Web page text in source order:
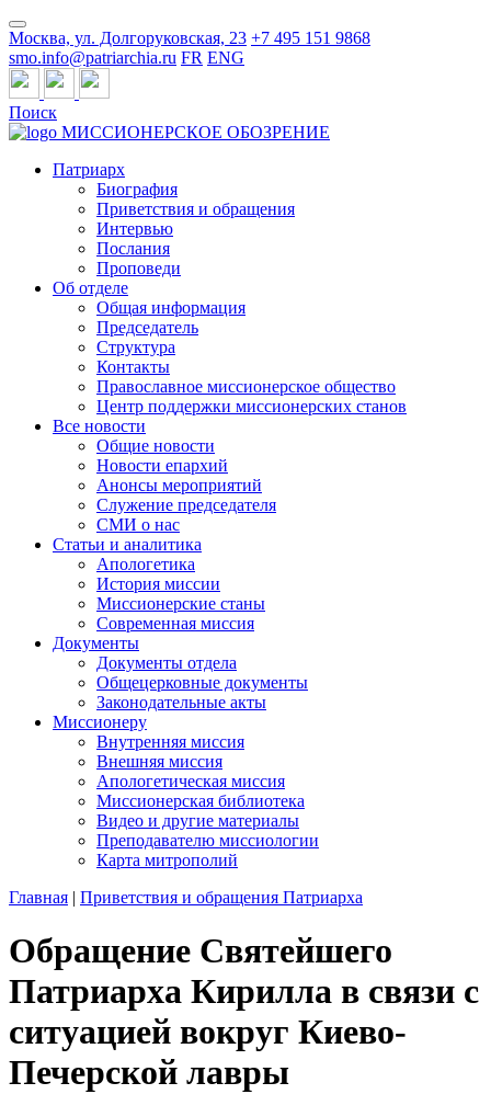
Москва, ул. Долгоруковская, 23 +7 495 151 9868
smo.info@patriarchia.ru FR ENG
Поиск
МИССИОНЕРСКОЕ ОБОЗРЕНИЕ
Патриарх
Биография
Приветствия и обращения
Интервью
Послания
Проповеди
Об отделе
Общая информация
Председатель
Структура
Контакты
Православное миссионерское общество
Центр поддержки миссионерских станов
Все новости
Общие новости
Новости епархий
Анонсы мероприятий
Служение председателя
СМИ о нас
Статьи и аналитика
Апологетика
История миссии
Миссионерские станы
Современная миссия
Документы
Документы отдела
Общецерковные документы
Законодательные акты
Миссионеру
Внутренняя миссия
Внешняя миссия
Апологетическая миссия
Миссионерская библиотека
Видео и другие материалы
Преподавателю миссиологии
Карта митрополий
Главная | Приветствия и обращения Патриарха
Обращение Святейшего
Патриарха Кирилла в связи с
ситуацией вокруг Киево-
Печерской лавры